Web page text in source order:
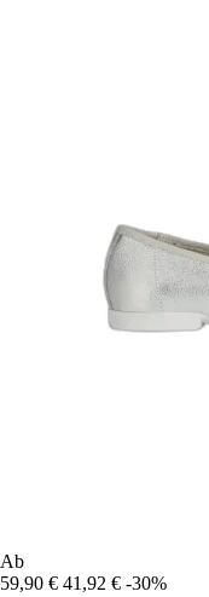
Ab
59,90 € 41,92 € -30%